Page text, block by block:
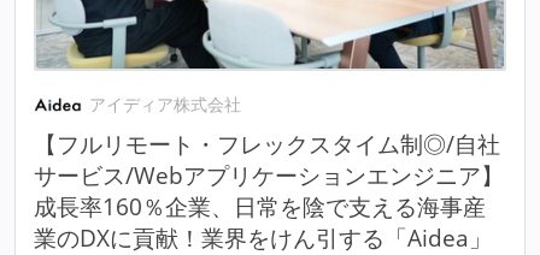
アイディア株式会社
【フルリモート・フレックスタイム制◎/自社
サービス/Webアプリケーションエンジニア】
成長率160％企業、日常を陰で支える海事産
業のDXに貢献！業界をけん引する「Aidea」